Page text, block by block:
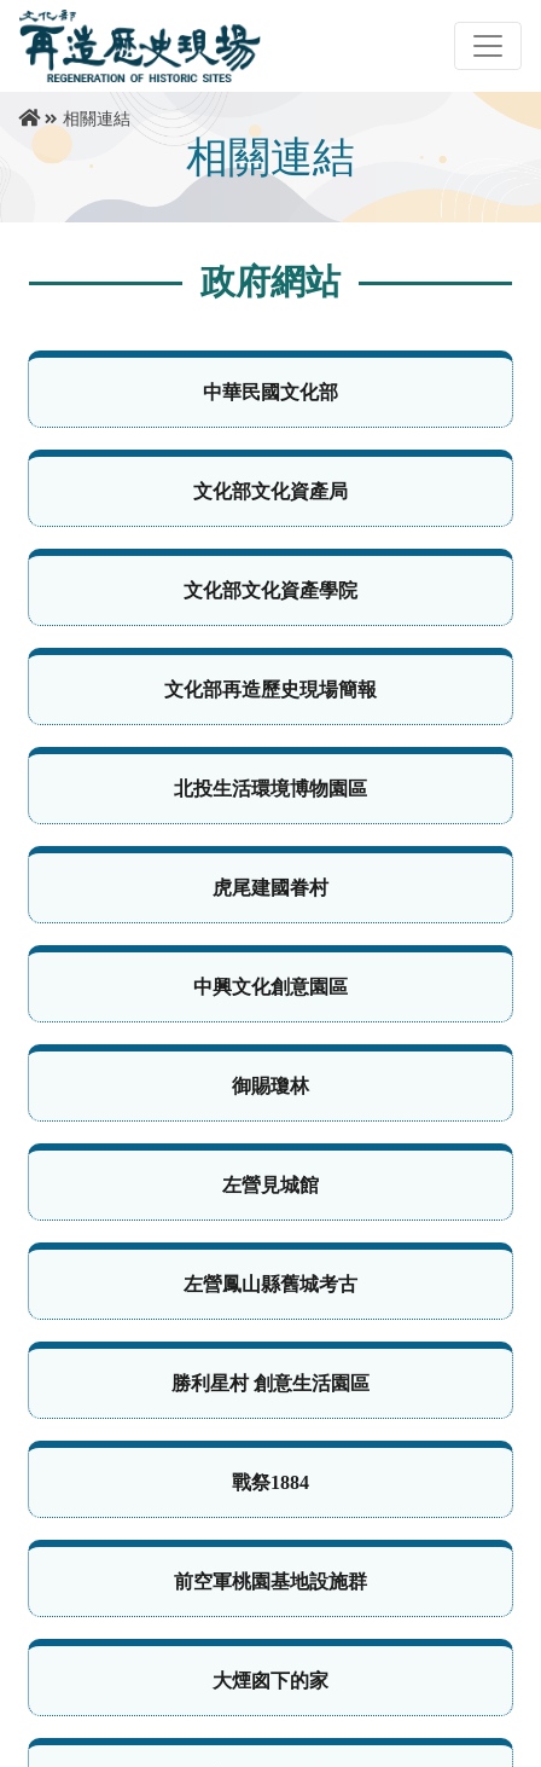
相關連結
相關連結
政府網站
中華民國文化部
文化部文化資產局
文化部文化資產學院
文化部再造歷史現場簡報
北投生活環境博物園區
虎尾建國眷村
中興文化創意園區
御賜瓊林
左營見城館
左營鳳山縣舊城考古
勝利星村 創意生活園區
戰祭1884
前空軍桃園基地設施群
大煙囪下的家